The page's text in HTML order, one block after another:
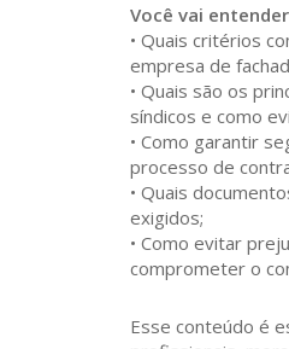
Você vai entender
• Quais critérios
empresa de
• Quais são os
síndicos e como
• Como garantir
processo de
• Quais
exigidos;
• Como evitar
comprometer o
Esse conteúdo é